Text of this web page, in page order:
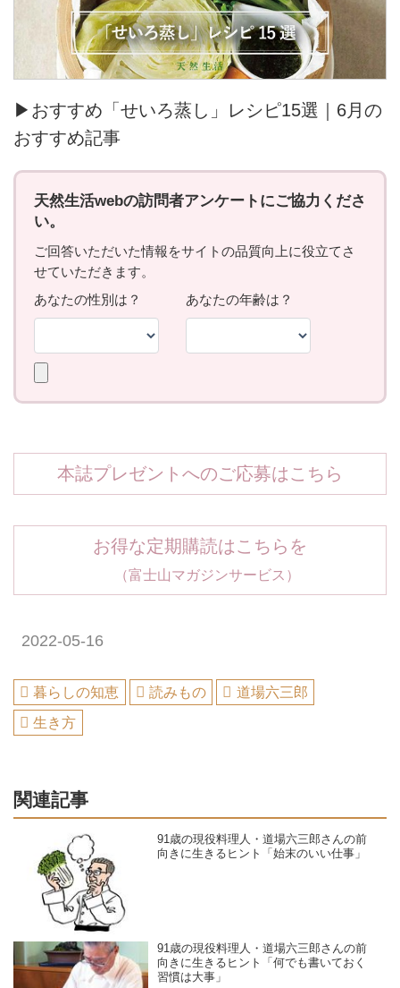
▶おすすめ「せいろ蒸し」レシピ15選｜6月の
おすすめ記事
本誌プレゼントへのご応募はこちら
お得な定期購読はこちらを
（富士山マガジンサービス）
2022-05-16
暮らしの知恵 読みもの
道場六三郎
生き方
関連記事
91歳の現役料理人・道場六三郎さんの前
向きに生きるヒント「始末のいい仕事」
91歳の現役料理人・道場六三郎さんの前
向きに生きるヒント「何でも書いておく
習慣は大事」